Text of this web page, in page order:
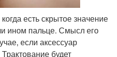
есть скрытое значение
ином пальце. Смысл его
если аксессуар
будет